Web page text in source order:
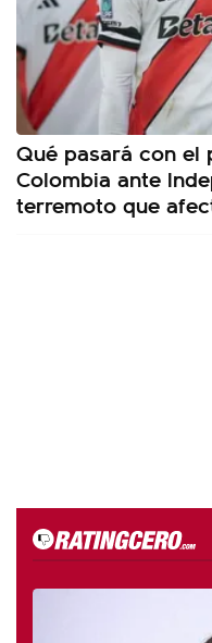
Qué pasará con el
Colombia ante
terremoto que